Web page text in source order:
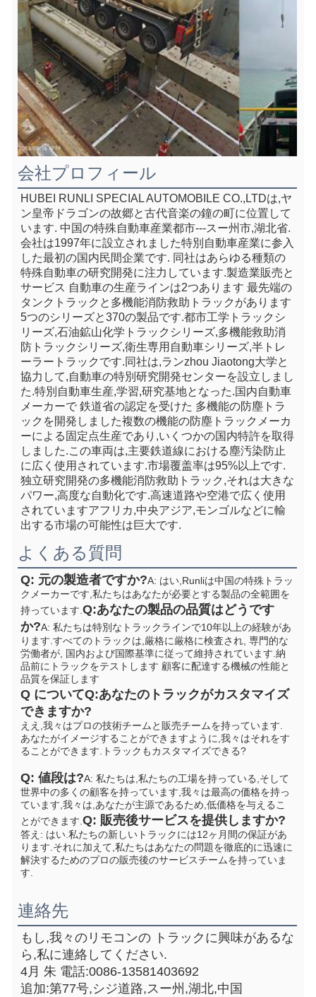
会社プロフィール
HUBEI RUNLI SPECIAL AUTOMOBILE CO.,LTDは,ヤ
ン皇帝ドラゴンの故郷と古代音楽の鐘の町に位置して
います. 中国の特殊自動車産業都市---スー州市,湖北省.
会社は1997年に設立されました特別自動車産業に参入
した最初の国内民間企業です. 同社はあらゆる種類の
特殊自動車の研究開発に注力しています.製造業販売と
サービス 自動車の生産ラインは2つあります 最先端の
タンクトラックと多機能消防救助トラックがあります
5つのシリーズと370の製品です.都市工学トラックシ
リーズ,石油鉱山化学トラックシリーズ,多機能救助消
防トラックシリーズ,衛生専用自動車シリーズ,半トレ
ーラートラックです.同社は,ランzhou Jiaotong大学と
協力して,自動車の特別研究開発センターを設立しまし
た.特別自動車生産,学習,研究基地となった.国内自動車
メーカーで 鉄道省の認定を受けた 多機能の防塵トラ
ックを開発しました複数の機能の防塵トラックメーカ
ーによる固定点生産であり,いくつかの国内特許を取得
しました.この車両は,主要鉄道線における塵汚染防止
に広く使用されています.市場覆盖率は95%以上です.
独立研究開発の多機能消防救助トラック,それは大きな
パワー,高度な自動化です.高速道路や空港で広く使用
されていますアフリカ,中央アジア,モンゴルなどに輸
出する市場の可能性は巨大です.
よくある質問
Q: 元の製造者ですか?A: はい,Runliは中国の特殊トラッ
クメーカーです,私たちはあなたが必要とする製品の全範囲を
持っています. Q:あなたの製品の品質はどうです
か?A: 私たちは特別なトラックラインで10年以上の経験があ
ります.すべてのトラックは,厳格に厳格に検査され, 専門的な
労働者が, 国内および国際基準に従って維持されています.納
品前にトラックをテストします 顧客に配達する機械の性能と
品質を保証します
Q についてQ:あなたのトラックがカスタマイズ
できますか?
ええ,我々はプロの技術チームと販売チームを持っています.
あなたがイメージすることができますように,我々はそれをす
ることができます.
トラックもカスタマイズできる?
Q: 値段は?A: 私たちは,私たちの工場を持っている,そして
世界中の多くの顧客を持っています,我々は最高の価格を持っ
ています,我々は,あなたが主源であるため,低価格を与えるこ
とができます. Q: 販売後サービスを提供しますか?
答え: はい.私たちの新しいトラックには12ヶ月間の保証があ
ります.それに加えて,私たちはあなたの問題を徹底的に迅速に
解決するためのプロの販売後のサービスチームを持っていま
す.
連絡先
もし,我々のリモコンの トラックに興味があるな
ら,私に連絡してください.
4月 朱 電話:0086-13581403692
追加:第77号,シジ道路,スー州,湖北,中国